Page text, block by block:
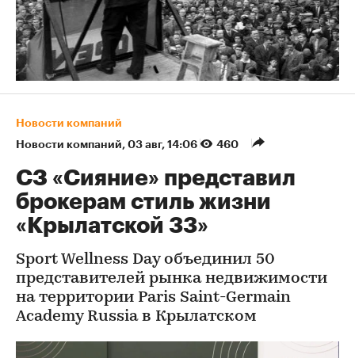
Новости компаний
Новости компаний⁠, 03 авг, 14:06 460
СЗ «Сияние» представил
брокерам стиль жизни
«Крылатской 33»
Sport Wellness Day объединил 50
представителей рынка недвижимости
на территории Paris Saint-Germain
Academy Russia в Крылатском